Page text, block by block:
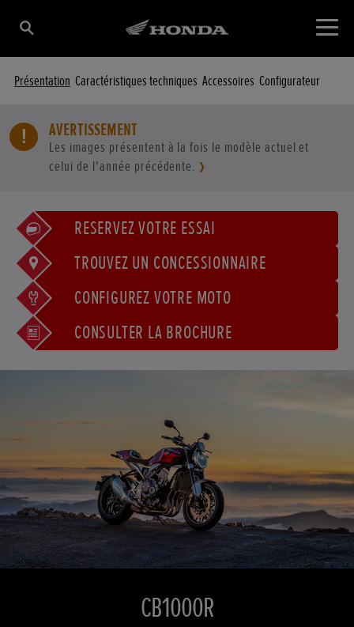
Présentation Caractéristiques techniques Accessoires Configurateur
AVERTISSEMENT
Les images présentent à la fois le modèle actuel et
celui de l'année précédente.
RÉSERVEZ VOTRE ESSAI
TROUVEZ UN CONCESSIONNAIRE
CONFIGUREZ VOTRE MOTO
CONSULTER LA BROCHURE
CB1000R